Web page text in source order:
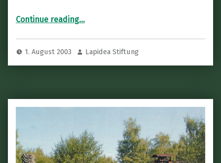
Continue reading…
1. August 2003 Lapidea Stiftung